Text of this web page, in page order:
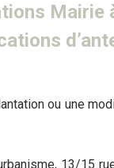
Mairie
ou une
13/15